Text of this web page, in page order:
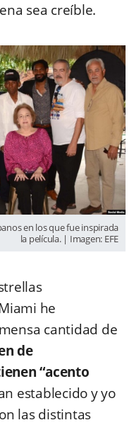
sea creíble.
en los que fue inspirada
la película. | Imagen: EFE
he
cantidad de
de
“acento
establecido y yo
las distintas